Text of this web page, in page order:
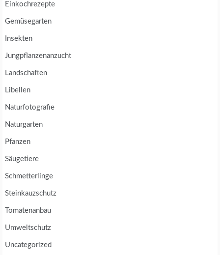
Einkochrezepte
Gemüsegarten
Insekten
Jungpflanzenanzucht
Landschaften
Libellen
Naturfotografie
Naturgarten
Pfanzen
Säugetiere
Schmetterlinge
Steinkauzschutz
Tomatenanbau
Umweltschutz
Uncategorized